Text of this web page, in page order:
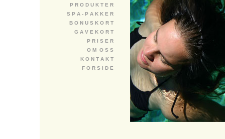
P R O D U K T E R
S P A - P A K K E R
B O N U S K O R T
G A V E K O R T
P R I S E R
O M O S S
K O N T A K T
F O R S I D E